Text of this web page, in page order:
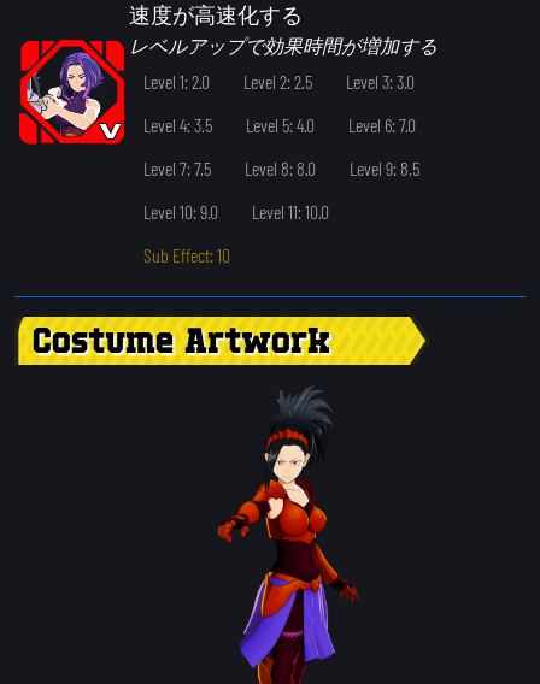
速度が高速化する
レベルアップで効果時間が増加する
Level 1: 2.0
Level 2: 2.5
Level 3: 3.0
Level 4: 3.5
Level 5: 4.0
Level 6: 7.0
Level 7: 7.5
Level 8: 8.0
Level 9: 8.5
Level 10: 9.0
Level 11: 10.0
Sub Effect: 10
Costume Artwork